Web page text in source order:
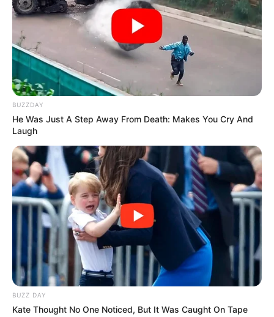
Citas a los 18: el
comienzo de las
historias que nunca
se olvidan
BUZZDAY
He Was Just A Step Away From Death: Makes You Cry And
Laugh
BUZZ DAY
Kate Thought No One Noticed, But It Was Caught On Tape